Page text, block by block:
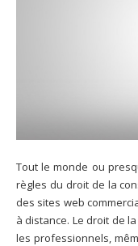
Tout le monde ou
règles du droit de la
des sites web
à distance. Le droit de
les professionnels,